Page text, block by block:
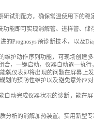
试剂配方，确保常温使用下的稳
能即可实现消解管、进样管、储
的Prognosys预诊断技术，以及
维护动作序列功能，可现场创建
合，一键启动，仪器自动逐一执行
就仪表即将出现的问题在屏幕上
划的预防性维护以及避免意外应
自动完成仪器状况的诊断，能在
析的消解加热装置。实用新型专